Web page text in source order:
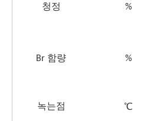
청정 %
Br 함량 %
녹는점 ℃